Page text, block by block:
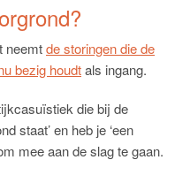
neemtde storingen die de
bezig houdtals ingang.
die bij de
staat’ en heb je ‘een
mee aan de slag te gaan.